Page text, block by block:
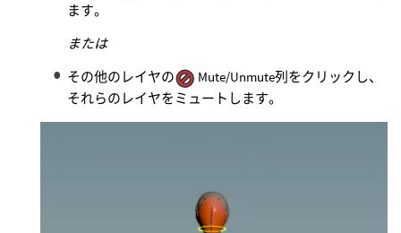
ます。
または
その他のレイヤの
Mute/Unmute列をクリックし、
それらのレイヤをミュートします。